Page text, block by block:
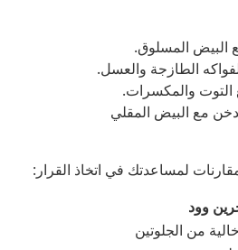
البيض المسلوق.
الطازجة والعسل.
التوت والمكسرات.
مع البيض المقلي
لمساعدتك في اتخاذ القرار:
وود
من الجلوتين